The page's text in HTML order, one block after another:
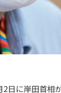
日に岸田首